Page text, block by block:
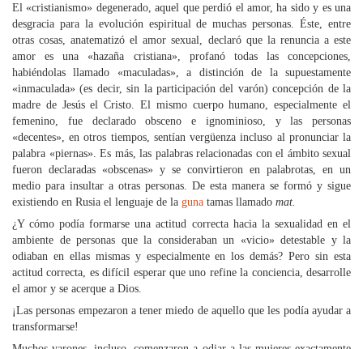
El «cristianismo» degenerado, aquel que perdió el amor, ha sido y es una
desgracia para la evolución espiritual de muchas personas. Éste, entre
otras cosas, anatematizó el amor sexual, declaró que la renuncia a este
amor es una «hazaña cristiana», profanó todas las concepciones,
habiéndolas llamado «maculadas», a distinción de la supuestamente
«inmaculada» (es decir, sin la participación del varón) concepción de la
madre de Jesús el Cristo. El mismo cuerpo humano, especialmente el
femenino, fue declarado obsceno e ignominioso, y las personas
«decentes», en otros tiempos, sentían vergüenza incluso al pronunciar la
palabra «piernas». Es más, las palabras relacionadas con el ámbito sexual
fueron declaradas «obscenas» y se convirtieron en palabrotas, en un
medio para insultar a otras personas. De esta manera se formó y sigue
existiendo en Rusia el lenguaje de la guna tamas llamado mat.
¿Y cómo podía formarse una actitud correcta hacia la sexualidad en el
ambiente de personas que la consideraban un «vicio» detestable y la
odiaban en ellas mismas y especialmente en los demás? Pero sin esta
actitud correcta, es difícil esperar que uno refine la conciencia, desarrolle
el amor y se acerque a Dios.
¡Las personas empezaron a tener miedo de aquello que les podía ayudar a
transformarse!